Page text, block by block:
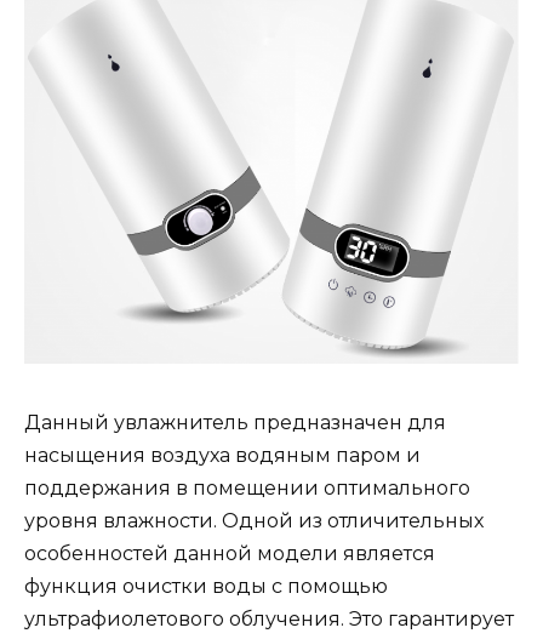
Данный увлажнитель предназначен для
насыщения воздуха водяным паром и
поддержания в помещении оптимального
уровня влажности. Одной из отличительных
особенностей данной модели является
функция очистки воды с помощью
ультрафиолетового облучения. Это гарантирует